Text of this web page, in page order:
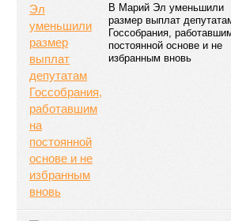
В Марий Эл уменьшили
размер выплат
Госсобрания,
постоянной основе и не
избранным вновь